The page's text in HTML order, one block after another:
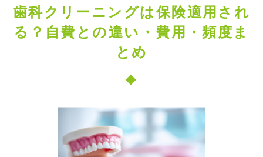
歯科クリーニングは保険適用され
る？自費との違い・費用・頻度ま
とめ